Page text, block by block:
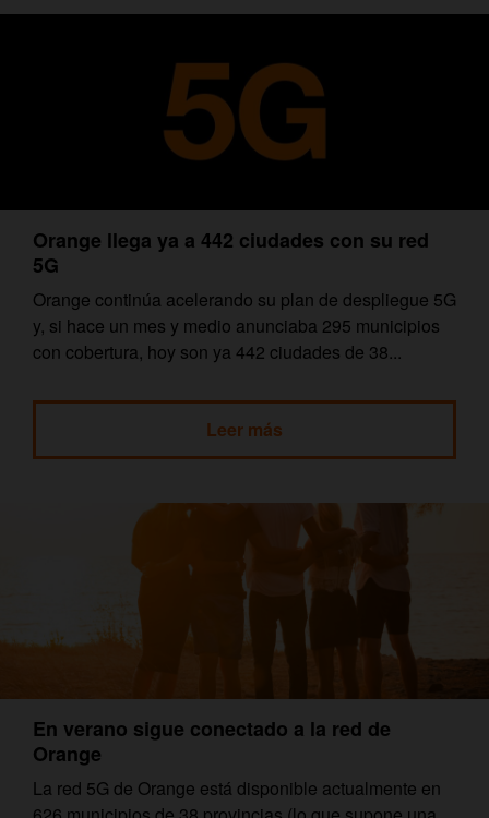
Orange llega ya a 442 ciudades con su red
5G
Orange continúa acelerando su plan de despliegue 5G
y, si hace un mes y medio anunciaba 295 municipios
con cobertura, hoy son ya 442 ciudades de 38...
Leer más
En verano sigue conectado a la red de
Orange
La red 5G de Orange está disponible actualmente en